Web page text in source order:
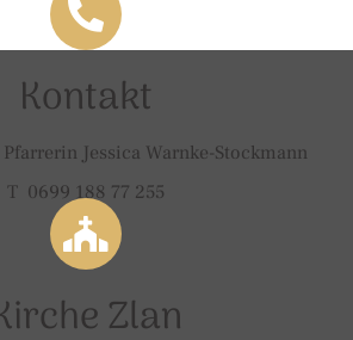
Kontakt
Jessica Warnke-Stockmann
T 0699 188 77 255
Zlan